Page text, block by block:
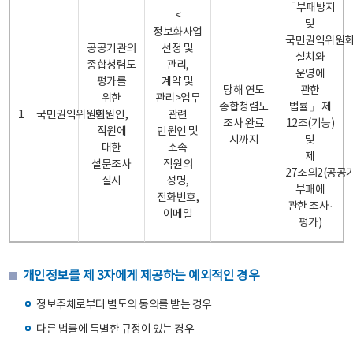
1 국민권익위원회
공공기관의
종합청렴도
평가를
위한
민원인,
직원에
대한
설문조사
실시
<
정보화사업
선정 및
관리,
계약 및
관리>업무
관련
민원인 및
소속
직원의
성명,
전화번호,
이메일
당해 연도
종합청렴도
조사 완료
시까지
「부패방지
및
국민권익위원
설치와
운영에
관한
법률」 제
12조(기능)
및
제
27조의2(공공
부패에
관한 조사·
평가)
개인정보를 제 3자에게 제공하는 예외적인 경우
정보주체로부터 별도의 동의를 받는 경우
다른 법률에 특별한 규정이 있는 경우